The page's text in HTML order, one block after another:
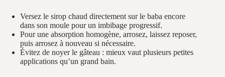
Versez le sirop chaud directement sur le baba encore
dans son moule pour un imbibage progressif.
Pour une absorption homogène, arrosez, laissez reposer,
puis arrosez à nouveau si nécessaire.
Évitez de noyer le gâteau : mieux vaut plusieurs petites
applications qu’un grand bain.